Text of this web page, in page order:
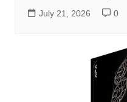
July 21, 2026 0